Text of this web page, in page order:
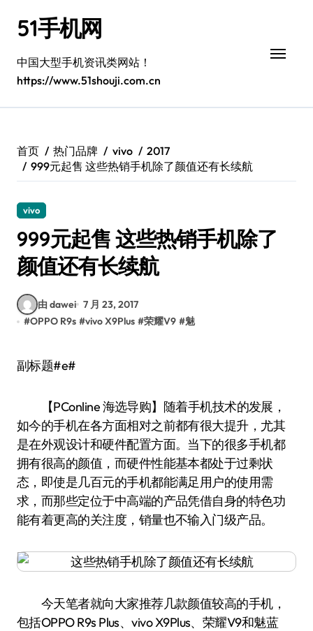
51手机网
中国大型手机资讯类网站！
https://www.51shouji.com.cn
首页 热门品牌 vivo
2017
999元起售 这些热销手机除了颜值还有长续航
vivo
999元起售 这些热销手机除了
颜值还有长续航
由 dawei 7 月 23, 2017
#OPPO R9s #vivo X9Plus #荣耀V9 #魅
副标题#e#
【PConline 海选导购】随着手机技术的发展，
如今的手机在各方面相对之前都有很大提升，尤其
是在外观设计和硬件配置方面。当下的很多手机都
拥有很高的颜值，而硬件性能基本都处于过剩状
态，即使是几百元的手机都能满足用户的使用需
求，而那些定位于中高端的产品凭借自身的特色功
能有着更高的关注度，销量也不输入门级产品。
今天笔者就向大家推荐几款颜值较高的手机，
包括OPPO R9s Plus、vivo X9Plus、荣耀V9和魅蓝